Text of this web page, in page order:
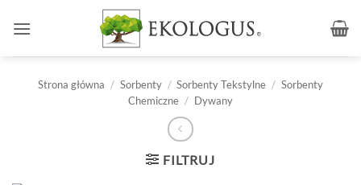
Strona główna / Sorbenty / Sorbenty Tekstylne / Sorbenty
Chemiczne / Dywany
FILTRUJ